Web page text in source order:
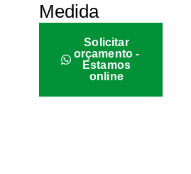
Medida
Solicitar
orçamento -
Estamos
online